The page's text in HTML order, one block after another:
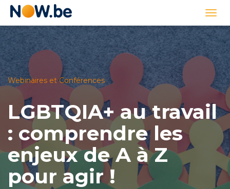
Lien
d'accueil
Webinaires et Conférences
LGBTQIA+ au travail
: comprendre les
enjeux de A à Z
pour agir !